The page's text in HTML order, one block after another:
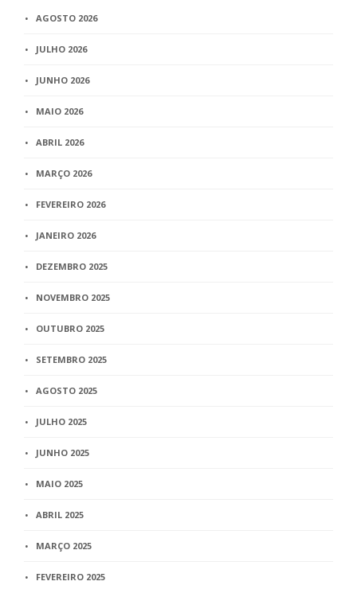
AGOSTO 2026
JULHO 2026
JUNHO 2026
MAIO 2026
ABRIL 2026
MARÇO 2026
FEVEREIRO 2026
JANEIRO 2026
DEZEMBRO 2025
NOVEMBRO 2025
OUTUBRO 2025
SETEMBRO 2025
AGOSTO 2025
JULHO 2025
JUNHO 2025
MAIO 2025
ABRIL 2025
MARÇO 2025
FEVEREIRO 2025